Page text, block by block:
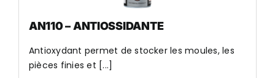
AN110 – ANTIOSSIDANTE
Antioxydant permet de stocker les moules, les
pièces finies et [...]